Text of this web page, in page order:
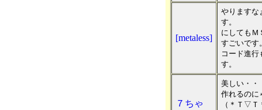
[metaless]
やりますな
す。
にしてもＭ
すごいです
コード進
す。
７ちゃ
美しい・・
作れるのに
（＊Ｔ▽Ｔ